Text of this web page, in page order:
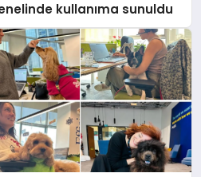
kullanıma sunuldu